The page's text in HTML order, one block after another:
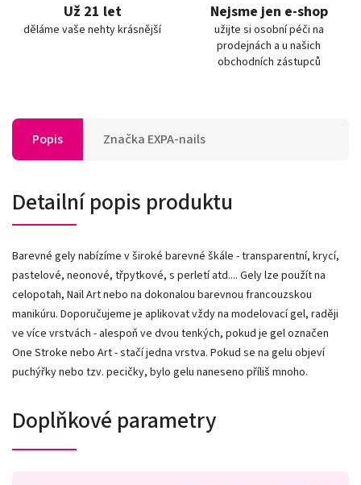
Už 21 let
děláme vaše nehty krásnější
Nejsme jen e-shop
užijte si osobní péči na
prodejnách a u našich
obchodních zástupců
Popis Značka EXPA-nails
Detailní popis produktu
Barevné gely nabízíme v široké barevné škále - transparentní, krycí,
pastelové, neonové, třpytkové, s perletí atd.... Gely lze použít na
celopotah, Nail Art nebo na dokonalou barevnou francouzskou
manikúru. Doporučujeme je aplikovat vždy na modelovací gel, raději
ve více vrstvách - alespoň ve dvou tenkých, pokud je gel označen
One Stroke nebo Art - stačí jedna vrstva. Pokud se na gelu objeví
puchýřky nebo tzv. pecičky, bylo gelu naneseno příliš mnoho.
Doplňkové parametry